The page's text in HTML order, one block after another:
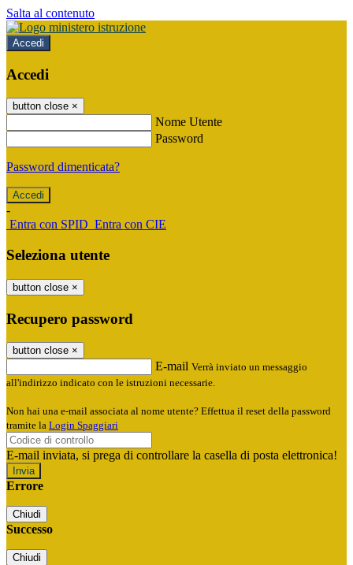
Salta al contenuto
Accedi
Accedi
button close ×
Nome Utente
Password
Password dimenticata?
-
Entra con SPID Entra con CIE
Seleziona utente
button close ×
Recupero password
button close ×
E-mail Verrà inviato un messaggio
all'indirizzo indicato con le istruzioni necessarie.
Non hai una e-mail associata al nome utente? Effettua il reset della password
tramite la Login Spaggiari
E-mail inviata, si prega di controllare la casella di posta elettronica!
Errore
Chiudi
Successo
Chiudi